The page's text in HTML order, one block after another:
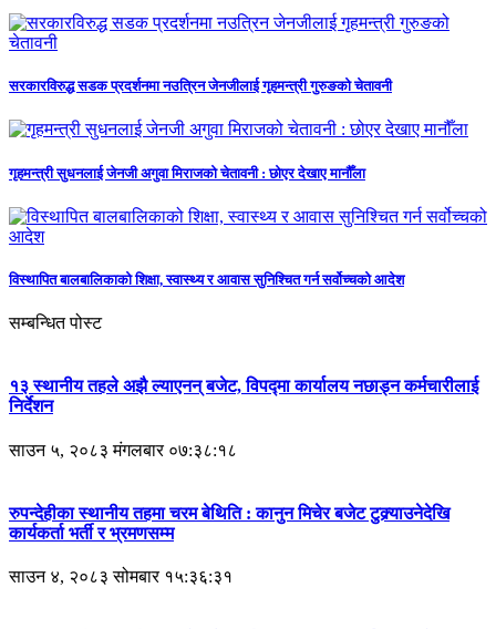
सरकारविरुद्ध सडक प्रदर्शनमा नउत्रिन जेनजीलाई गृहमन्त्री गुरुङको चेतावनी
गृहमन्त्री सुधनलाई जेनजी अगुवा मिराजको चेतावनी : छोएर देखाए मानौँला
विस्थापित बालबालिकाको शिक्षा, स्वास्थ्य र आवास सुनिश्चित गर्न सर्वोच्चको आदेश
सम्बन्धित पोस्ट
१३ स्थानीय तहले अझै ल्याएनन् बजेट, विपद्मा कार्यालय नछाड्न कर्मचारीलाई
निर्देशन
साउन ५, २०८३ मंगलबार ०७:३८:१८
रुपन्देहीका स्थानीय तहमा चरम बेथिति : कानुन मिचेर बजेट टुक्र्याउनेदेखि
कार्यकर्ता भर्ती र भ्रमणसम्म
साउन ४, २०८३ सोमबार १५:३६:३१